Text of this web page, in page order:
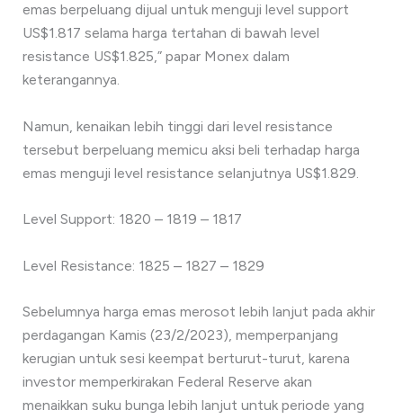
emas berpeluang dijual untuk menguji level support
US$1.817 selama harga tertahan di bawah level
resistance US$1.825,” papar Monex dalam
keterangannya.
Namun, kenaikan lebih tinggi dari level resistance
tersebut berpeluang memicu aksi beli terhadap harga
emas menguji level resistance selanjutnya US$1.829.
Level Support: 1820 – 1819 – 1817
Level Resistance: 1825 – 1827 – 1829
Sebelumnya harga emas merosot lebih lanjut pada akhir
perdagangan Kamis (23/2/2023), memperpanjang
kerugian untuk sesi keempat berturut-turut, karena
investor memperkirakan Federal Reserve akan
menaikkan suku bunga lebih lanjut untuk periode yang